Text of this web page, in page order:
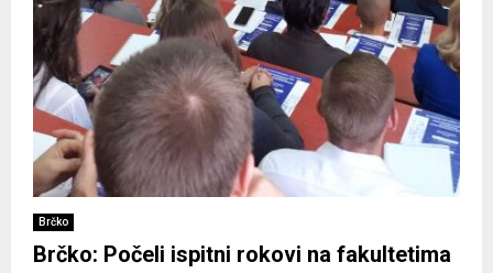
Brčko
Brčko: Počeli ispitni rokovi na fakultetima